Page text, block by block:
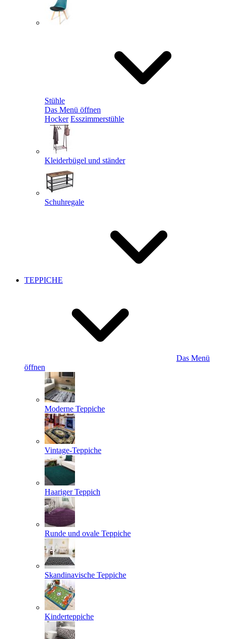
Stühle
Das Menü öffnen
Hocker Esszimmerstühle
Kleiderbügel und ständer
Schuhregale
TEPPICHE
Das Menü
öffnen
Moderne Teppiche
Vintage-Teppiche
Haariger Teppich
Runde und ovale Teppiche
Skandinavische Teppiche
Kinderteppiche